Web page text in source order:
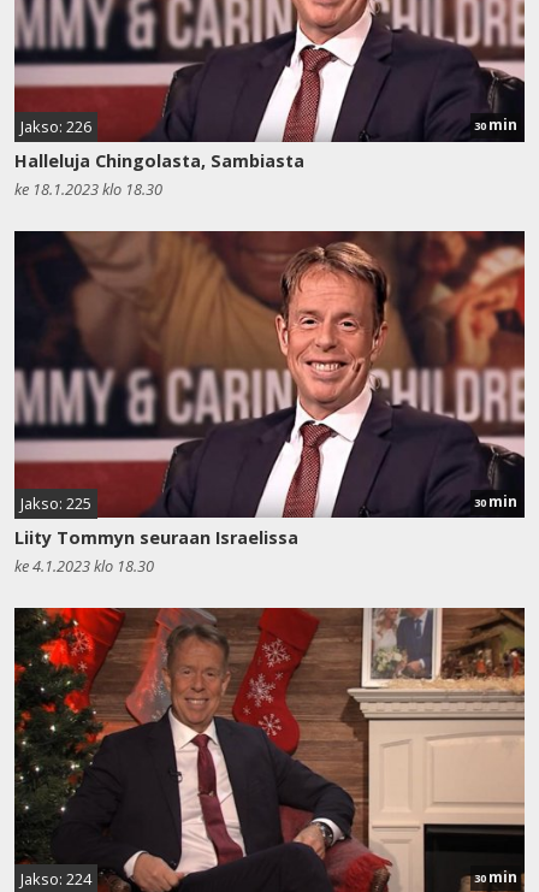
Jakso: 226 30min
Halleluja Chingolasta, Sambiasta
ke 18.1.2023 klo 18.30
Jakso: 225 30min
Liity Tommyn seuraan Israelissa
ke 4.1.2023 klo 18.30
Jakso: 224 30 min